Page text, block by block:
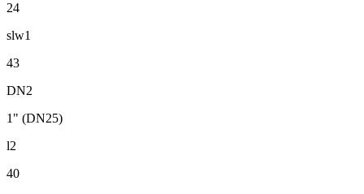
24
slw1
43
DN2
1" (DN25)
l2
40